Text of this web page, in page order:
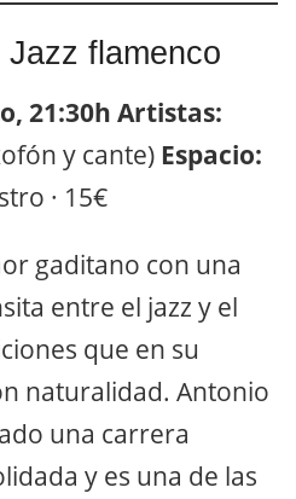
flamenco
21:30h Artistas:
y cante) Espacio:
· 15€
gaditano con una
entre el jazz y el
que en su
naturalidad. Antonio
una carrera
y es una de las